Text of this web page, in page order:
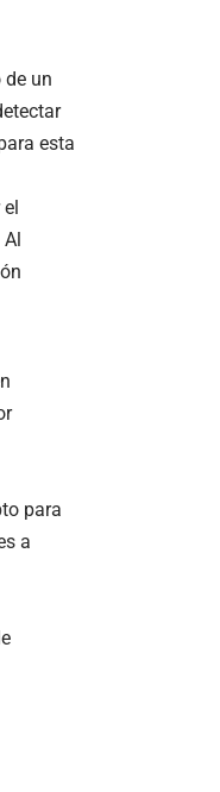
un
esta
para
a